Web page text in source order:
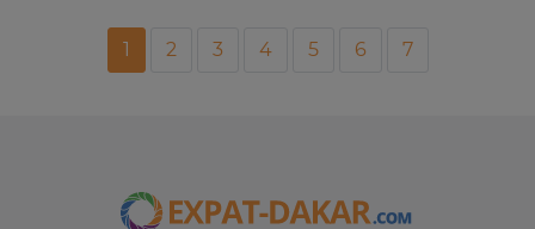
1 2 3 4 5 6 7